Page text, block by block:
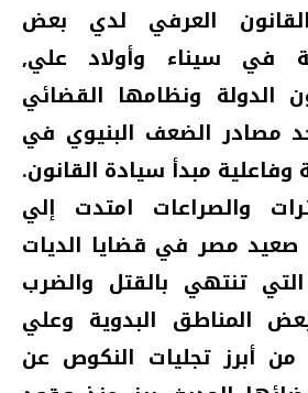
العرفي لدي بعض
في سيناء وأولاد علي‏,‏
الدولة ونظامها القضائي
مصادر الضعف البنيوي في
وفاعلية مبدأ سيادة القانون‏.‏
والصراعات امتدت إلي
مصر في قضايا الديات
تنتهي بالقتل والضرب
المناطق البدوية وعلي
أبرز تجليات النكوص عن